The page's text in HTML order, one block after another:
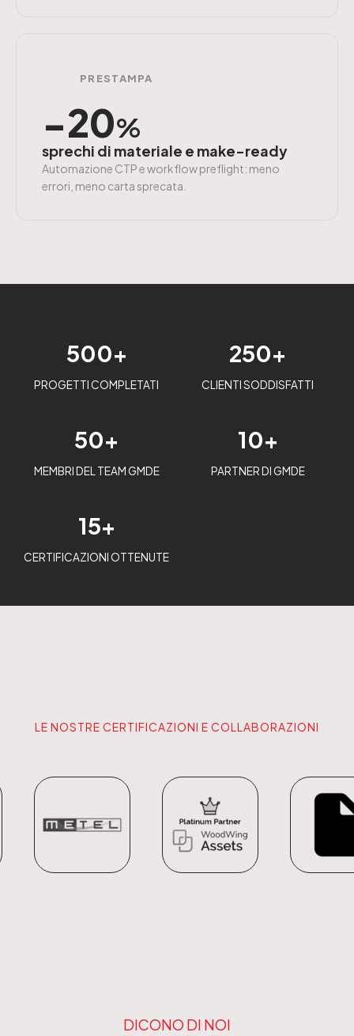
PRESTAMPA
−20%
sprechi di materiale e make-ready
Automazione CTP e workflow preflight: meno
errori, meno carta sprecata.
500+
PROGETTI COMPLETATI
250+
CLIENTI SODDISFATTI
50+
MEMBRI DEL TEAM GMDE
10+
PARTNER DI GMDE
15+
CERTIFICAZIONI OTTENUTE
LE NOSTRE CERTIFICAZIONI E COLLABORAZIONI
DICONO DI NOI